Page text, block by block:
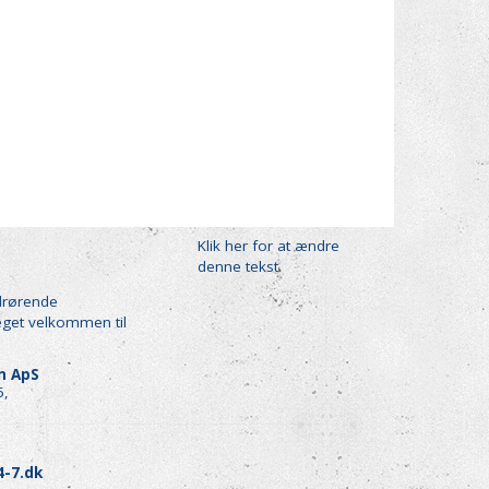
12,00 DKK
15,00 DKK
Læg i kurv
velkommen til
ApS
7.dk
Klik her for at ændre
denne tekst